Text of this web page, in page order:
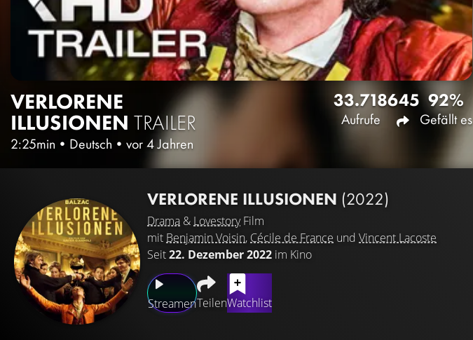
VERLORENE
ILLUSIONEN TRAILER
2:25min • Deutsch • vor 4 Jahren
33.718
Aufrufe
645 92%
Gefällt es
VERLORENE ILLUSIONEN (2022)
Drama & LovestoryFilm
mit Benjamin Voisin, Cécile de France und Vincent Lacoste
Seit22. Dezember 2022 im Kino
StreamenTeilenWatchlist